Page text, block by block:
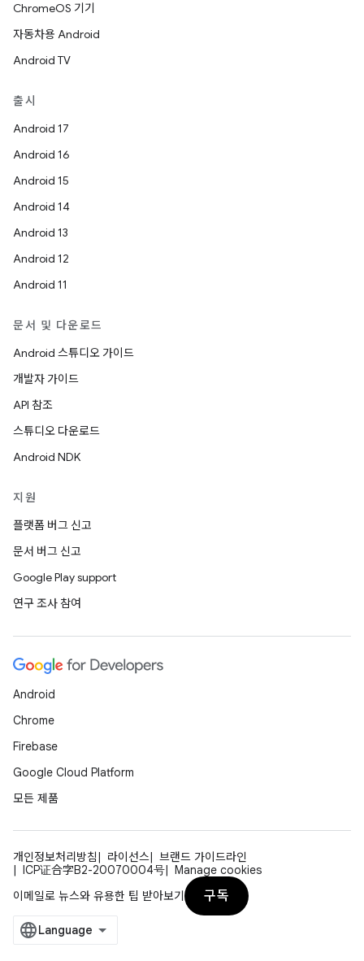
ChromeOS 기기
자동차용 Android
Android TV
출시
Android 17
Android 16
Android 15
Android 14
Android 13
Android 12
Android 11
문서 및 다운로드
Android 스튜디오 가이드
개발자 가이드
API 참조
스튜디오 다운로드
Android NDK
지원
플랫폼 버그 신고
문서 버그 신고
Google Play support
연구 조사 참여
Android
Chrome
Firebase
Google Cloud Platform
모든 제품
개인정보처리방침 라이선스
브랜드 가이드라인
ICP证合字B2-20070004号
Manage cookies
이메일로 뉴스와 유용한 팁 받아보기
구독